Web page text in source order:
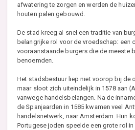
afwatering te zorgen en werden de
houten palen gebouwd.
De stad kreeg al snel een traditie van
belangrijke rol voor de vroedschap: een
vooraanstaande burgers die de meeste
benoemden.
Het stadsbestuur liep niet voorop bij de
maar sloot zich uiteindelijk in 1578 aan
vanwege handelsbelangen. Na de
de Spanjaarden in 1585 kwamen veel
handelsnetwerk, naar Amsterdam. Hun
Portugese joden speelde een grote rol